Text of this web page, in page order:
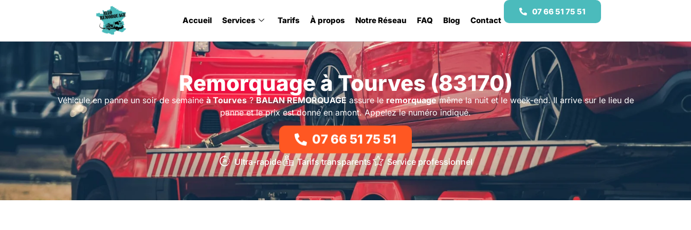
Accueil Services Tarifs À propos Notre Réseau FAQ Blog Contact
07 66 51 75 51
Remorquage à Tourves (83170)
Véhicule en panne un soir de semaineà Tourves?BALAN REMORQUAGE assure le remorquagemême la nuit et le week-end. Il arrive sur le lieu de
panne et le prix est donné en amont. Appelez le numéro indiqué.
07 66 51 75 51
Ultra-rapide Tarifs transparents Service professionnel